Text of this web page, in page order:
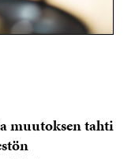
muutoksen tahti